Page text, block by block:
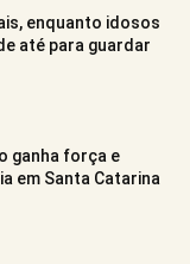
enquanto idosos
até para guardar
ganha força e
em Santa Catarina